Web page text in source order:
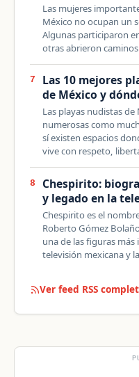
Las mujeres
México no ocupan un
Algunas participaron
otras abrieron
7
Las 10 mejores
de México y
Las playas nudistas
numerosas como
sí existen espacios
vive con respeto,
8
Chespirito:
y legado en la
Chespirito es el
Roberto Gómez
una de las figuras
televisión mexicana y
Ver feed RSS